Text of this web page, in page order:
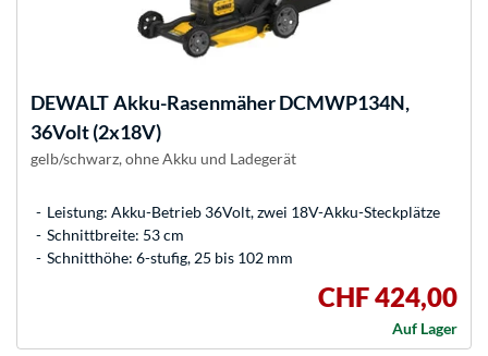
DEWALTAkku-Rasenmäher DCMWP134N,
36Volt (2x18V)
gelb/schwarz, ohne Akku und Ladegerät
Leistung: Akku-Betrieb 36Volt, zwei 18V-Akku-Steckplätze
Schnittbreite: 53 cm
Schnitthöhe: 6-stufig, 25 bis 102 mm
CHF 424,00
Auf Lager